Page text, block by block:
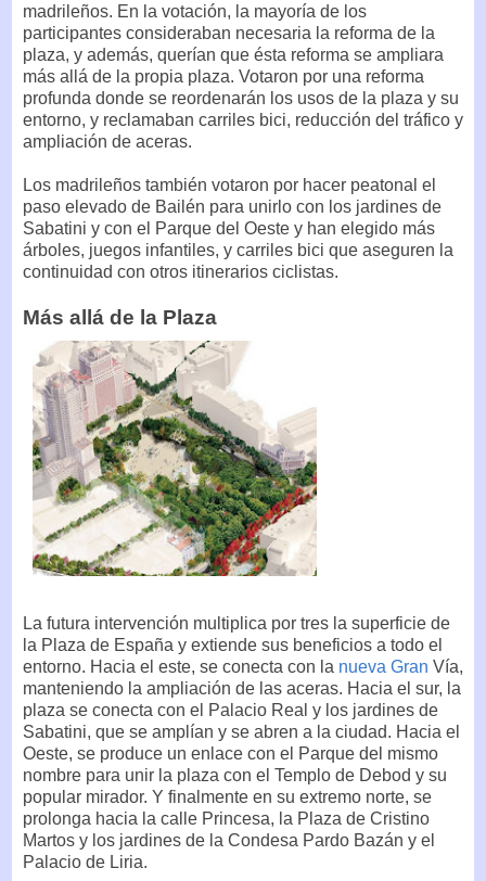
madrileños. En la votación, la mayoría de los
participantes consideraban necesaria la reforma de la
plaza, y además, querían que ésta reforma se ampliara
más allá de la propia plaza. Votaron por una reforma
profunda donde se reordenarán los usos de la plaza y su
entorno, y reclamaban carriles bici, reducción del tráfico y
ampliación de aceras.
Los madrileños también votaron por hacer peatonal el
paso elevado de Bailén para unirlo con los jardines de
Sabatini y con el Parque del Oeste y han elegido más
árboles, juegos infantiles, y carriles bici que aseguren la
continuidad con otros itinerarios ciclistas.
Más allá de la Plaza
La futura intervención multiplica por tres la superficie de
la Plaza de España y extiende sus beneficios a todo el
entorno. Hacia el este, se conecta con la nueva Gran Vía,
manteniendo la ampliación de las aceras. Hacia el sur, la
plaza se conecta con el Palacio Real y los jardines de
Sabatini, que se amplían y se abren a la ciudad. Hacia el
Oeste, se produce un enlace con el Parque del mismo
nombre para unir la plaza con el Templo de Debod y su
popular mirador. Y finalmente en su extremo norte, se
prolonga hacia la calle Princesa, la Plaza de Cristino
Martos y los jardines de la Condesa Pardo Bazán y el
Palacio de Liria.